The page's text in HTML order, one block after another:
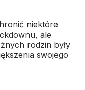
niektóre
ale
rodzin były
swojego